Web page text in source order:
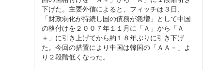
下げた。主要外信によると、フィッチは３日、
「財政弱化が持続し国の債務が急増」として中国
の格付けを２００７年１１月に「Ａ」から「Ａ
＋」に引き上げてから約１８年ぶりに引き下げ
た。今回の措置により中国は韓国の「ＡＡ－」よ
り２段階低くなった。